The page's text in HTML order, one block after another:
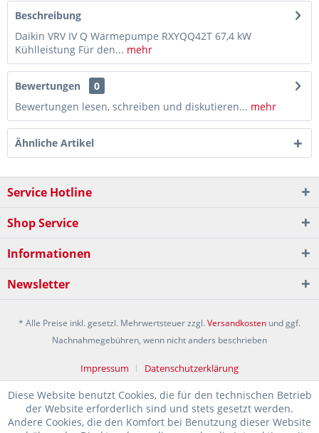
Beschreibung
Daikin VRV IV Q Wärmepumpe RXYQQ42T 67,4 kW
Kühlleistung Für den... mehr
Bewertungen
0
Bewertungen lesen, schreiben und diskutieren... mehr
Ähnliche Artikel
Service Hotline
Shop Service
Informationen
Newsletter
* Alle Preise inkl. gesetzl. Mehrwertsteuer zzgl.Versandkosten und ggf.
Nachnahmegebühren, wenn nicht anders beschrieben
Impressum Datenschutzerklärung
Diese Website benutzt Cookies, die für den technischen Betrieb
der Website erforderlich sind und stets gesetzt werden.
Andere Cookies, die den Komfort bei Benutzung dieser Website